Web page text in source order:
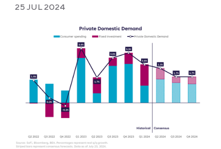
25 JUL 2024